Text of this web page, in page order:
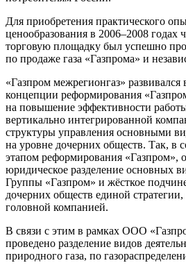
Для приобретения практического
ценообразования в 2006–2008 годах
торговую площадку был успешно
по продаже газа «Газпрома» и
«Газпром межрегионгаз» развивался
концепции реформирования
на повышение эффективности
вертикально интегрированной
структуры управления основными
на уровне дочерних обществ. Так, в
этапом реформирования «Газпром»,
юридическое разделение основных
Группы «Газпром» и жёсткое
дочерних обществ единой стратегии,
головной компанией.
В связи с этим в рамках ООО
проведено разделение видов
природного газа, по